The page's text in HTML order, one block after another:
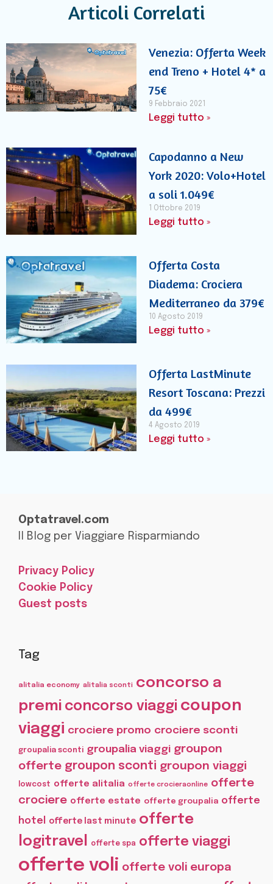
Articoli Correlati
Venezia: Offerta Week
end Treno + Hotel 4* a
75€
9 Febbraio 2021
Leggi tutto »
Capodanno a New
York 2020: Volo+Hotel
a soli 1.049€
1 Ottobre 2019
Leggi tutto »
Offerta Costa
Diadema: Crociera
Mediterraneo da 379€
10 Agosto 2019
Leggi tutto »
Offerta LastMinute
Resort Toscana: Prezzi
da 499€
4 Agosto 2019
Leggi tutto »
Optatravel.com
Il Blog per Viaggiare Risparmiando
Privacy Policy
Cookie Policy
Guest posts
Tag
alitalia economy alitalia sconti concorso a
premi concorso viaggi coupon
viaggi crociere promo crociere sconti
groupalia sconti groupalia viaggi groupon
offerte groupon sconti groupon viaggi
lowcost offerte alitalia offerte crocieraonline offerte
crociere offerte estate offerte groupalia offerte
hotel
offerte last minute offerte
logitravel offerte spa offerte viaggi
offerte voli offerte voli europa